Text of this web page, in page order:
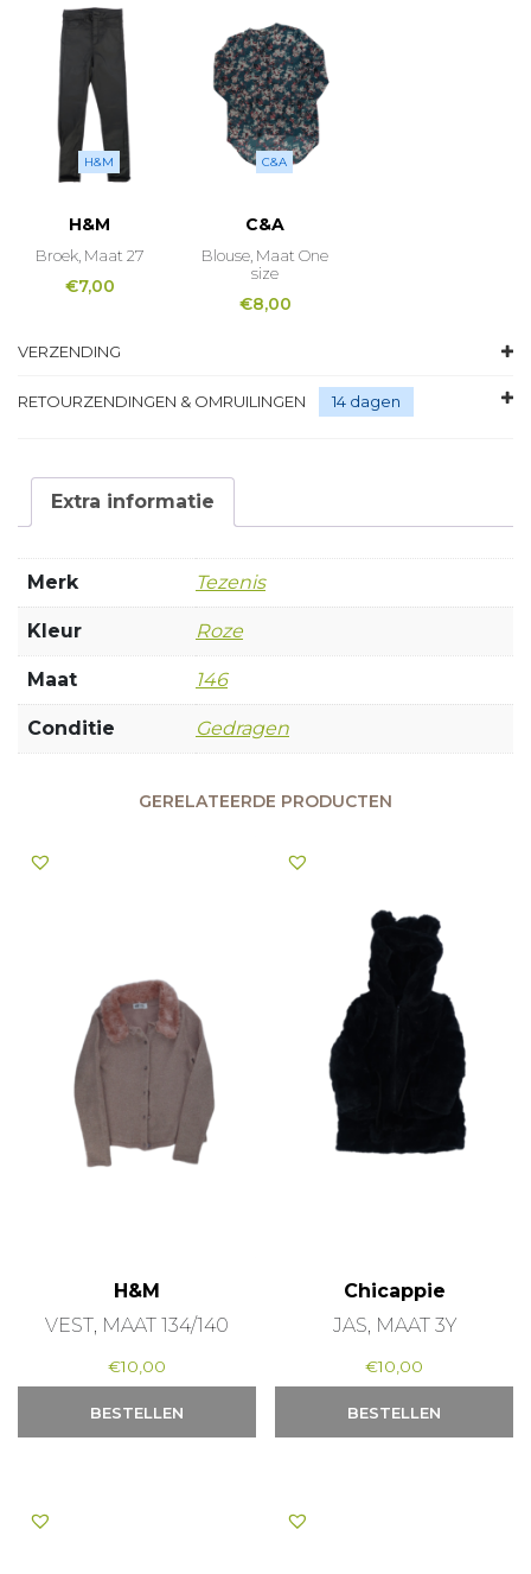
H&M
H&M
Broek, Maat 27
€7,00
C&A
C&A
Blouse, Maat One
size
€8,00
VERZENDING
RETOURZENDINGEN & OMRUILINGEN 14 dagen
Extra informatie
Merk Tezenis
Kleur Roze
Maat 146
Conditie Gedragen
GERELATEERDE PRODUCTEN
H&M
VEST, MAAT 134/140
€10,00
BESTELLEN
Chicappie
JAS, MAAT 3Y
€10,00
BESTELLEN